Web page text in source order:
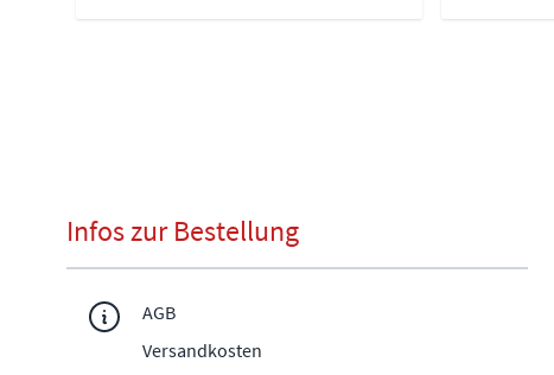
Infos zur Bestellung
AGB
Versandkosten